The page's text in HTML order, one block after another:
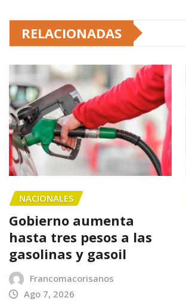
RELACIONADAS
NACIONALES
Gobierno aumenta
hasta tres pesos a las
gasolinas y gasoil
Francomacorisanos
Ago 7, 2026